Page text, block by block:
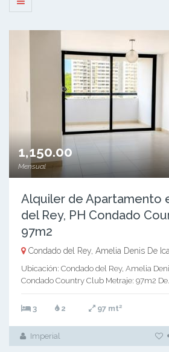
1,150.00
Mensual
Alquiler de Apartamento
del Rey, PH Condado
97m2
Condado del Rey, Amelia Denis De
Ubicación: Condado del Rey, Amelia
Condado Country Club Metraje: 97m2
3 2 97 mt2
Imperial